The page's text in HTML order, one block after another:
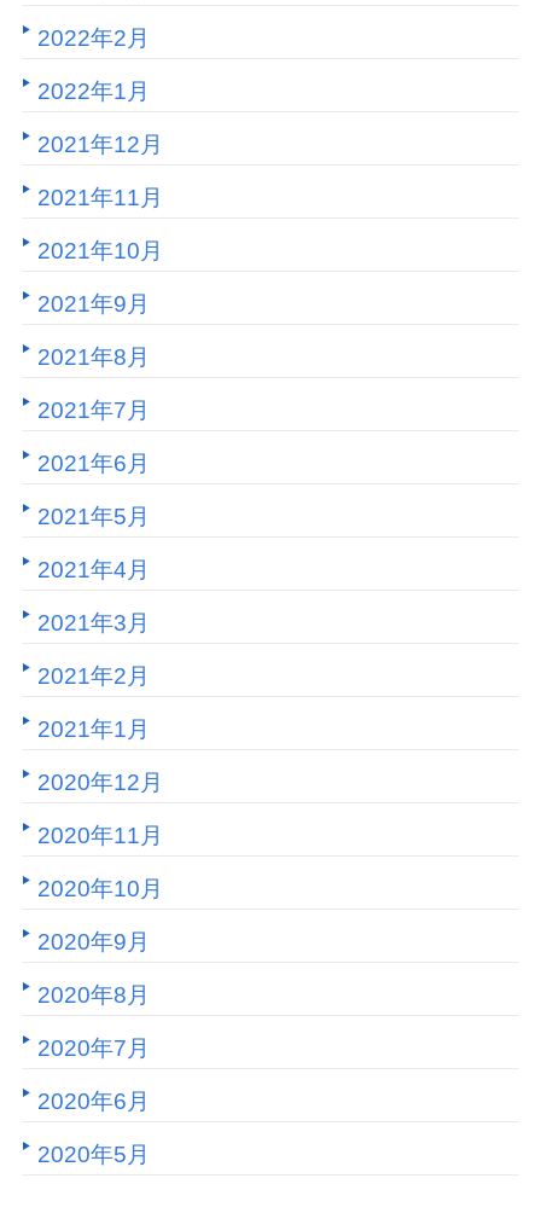
2022年2月
2022年1月
2021年12月
2021年11月
2021年10月
2021年9月
2021年8月
2021年7月
2021年6月
2021年5月
2021年4月
2021年3月
2021年2月
2021年1月
2020年12月
2020年11月
2020年10月
2020年9月
2020年8月
2020年7月
2020年6月
2020年5月